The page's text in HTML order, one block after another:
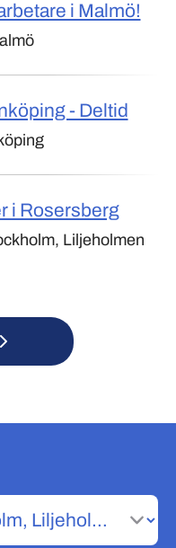
i Malmö!
- Deltid
i Rosersberg
Liljeholmen